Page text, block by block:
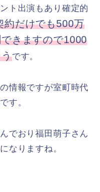
ト出演もあり確定的
約だけでも500万
きますので1000
です。
情報ですが室町時代
す。
でおり福田萌子さん
なりますね。